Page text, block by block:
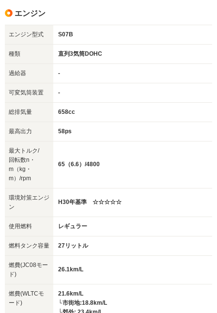
エンジン
エンジン型式 S07B
種類 直列3気筒DOHC
過給器 -
可変気筒装置 -
総排気量 658cc
最高出力 58ps
最大トルク/
回転数n・
m（kg・
m）/rpm
65（6.6）/4800
環境対策エンジ
ン
H30年基準 ☆☆☆☆☆
使用燃料 レギュラー
燃料タンク容量 27リットル
燃費(JC08モー
ド)
26.1km/L
燃費(WLTCモ
ード)
21.6km/L
└市街地:18.8km/L